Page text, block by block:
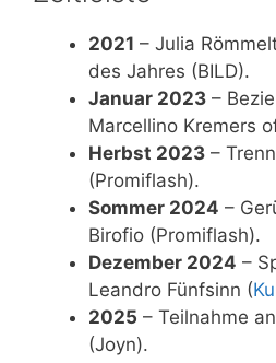
2021 – Julia
des Jahres (BILD).
Januar 2023 –
Marcellino Kremers
Herbst 2023 –
(Promiflash).
Sommer 2024 –
Birofio (Promiflash).
Dezember 2024 –
Leandro Fünfsinn (
2025 – Teilnahme
(Joyn).